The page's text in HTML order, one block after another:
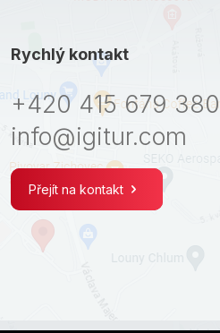
Rychlý kontakt
+420 415 679 380
info@igitur.com
Přejít na kontakt